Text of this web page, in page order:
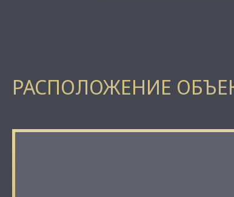
РАСПОЛОЖЕНИЕ